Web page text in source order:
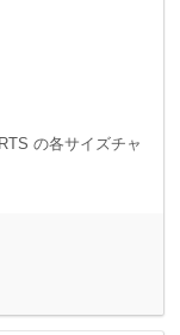
の各サイズチャ